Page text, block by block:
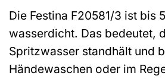
Die Festina F20581/3 ist bis
wasserdicht. Das bedeutet,
Spritzwasser standhält und
Händewaschen oder im